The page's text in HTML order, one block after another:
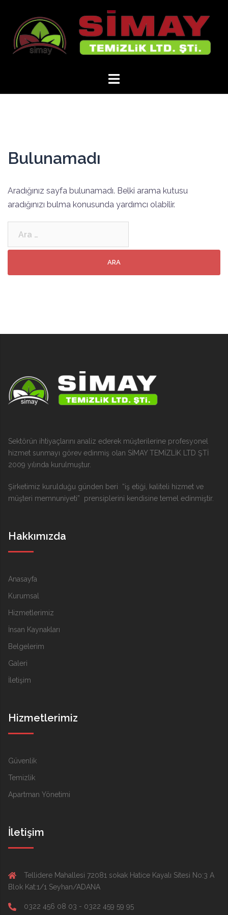
Bulunamadı
Aradığınız sayfa bulunamadı. Belki arama kutusu
aradığınızı bulma konusunda yardımcı olabilir.
Sektörün ihtiyaçlarını analiz ederek müşterilerine profesyonel
hizmet sunmayı görev edinmiş olan SİMAY TEMİZLİK LTD ŞTİ
2009 yılında kurulmuştur.
Şirketimiz kurulduğu günden beri “iş etiği, kaliteli hizmet ve
müşteri memnuniyeti” prensiplerini kendisine temel edinmiştir.
Hakkımızda
Anasayfa
Kurumsal
Hizmetlerimiz
İnsan Kaynakları
Belgelerim
Galeri
İletişim
Hizmetlerimiz
Güvenlik
Temizlik
Apartman Yönetimi
İletişim
Tellidere Mahallesi 72081 sokak Hatice Kayalı Sitesi No:3 A
Blok Kat:1/1 Seyhan/ADANA
0322 456 08 03 - 0322 459 59 95